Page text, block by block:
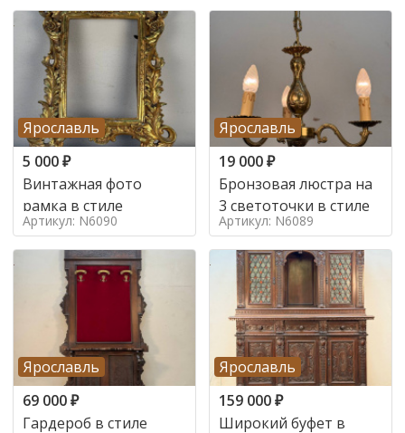
Ярославль
5 000₽
Винтажная фото
рамка в стиле
Артикул: N6090
Ярославль
19 000₽
Бронзовая люстра на
3 светоточки в стиле
Артикул: N6089
Ярославль
69 000₽
Гардероб в стиле
Ярославль
159 000₽
Широкий буфет в